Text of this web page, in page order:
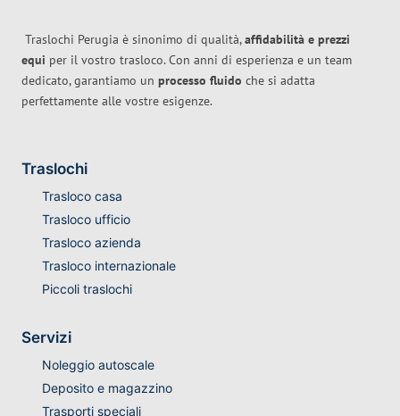
Traslochi Perugia è sinonimo di qualità,affidabilità e prezzi
equi per il vostro trasloco. Con anni di esperienza e un team
dedicato, garantiamo un processo fluido che si adatta
perfettamente alle vostre esigenze.
Traslochi
Trasloco casa
Trasloco ufficio
Trasloco azienda
Trasloco internazionale
Piccoli traslochi
Servizi
Noleggio autoscale
Deposito e magazzino
Trasporti speciali